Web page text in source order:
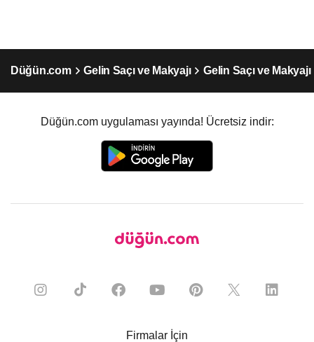
Düğün.com Gelin Saçı ve Makyajı Gelin Saçı ve
Düğün.com uygulaması yayında! Ücretsiz indir:
Firmalar İçin